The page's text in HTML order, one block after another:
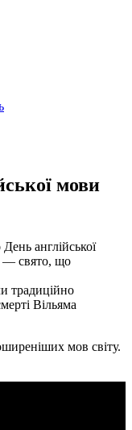
мови
англійської
— свято, що
традиційно
Вільяма
мов світу.